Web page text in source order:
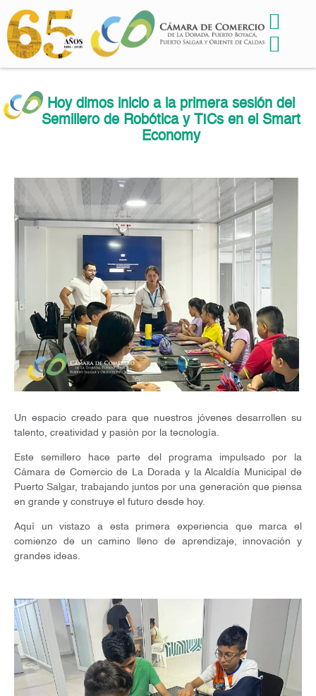
Hoy dimos inicio a la primera sesión del
Semillero de Robótica y TICs en el Smart
Economy
Un espacio creado para que nuestros jóvenes desarrollen su
talento, creatividad y pasión por la tecnología.
Este semillero hace parte del programa impulsado por la
Cámara de Comercio de La Dorada y la Alcaldía Municipal de
Puerto Salgar, trabajando juntos por una generación que piensa
en grande y construye el futuro desde hoy.
Aquí un vistazo a esta primera experiencia que marca el
comienzo de un camino lleno de aprendizaje, innovación y
grandes ideas.